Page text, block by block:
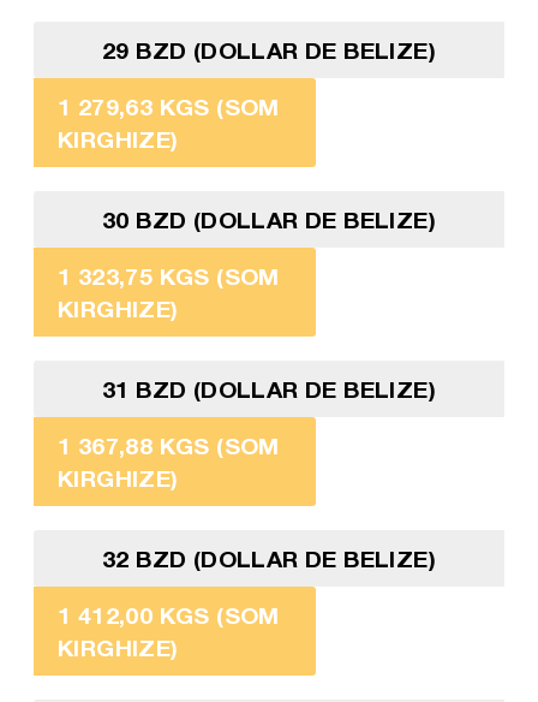
29 BZD (DOLLAR DE BELIZE)
1 279,63 KGS (SOM
KIRGHIZE)
30 BZD (DOLLAR DE BELIZE)
1 323,75 KGS (SOM
KIRGHIZE)
31 BZD (DOLLAR DE BELIZE)
1 367,88 KGS (SOM
KIRGHIZE)
32 BZD (DOLLAR DE BELIZE)
1 412,00 KGS (SOM
KIRGHIZE)